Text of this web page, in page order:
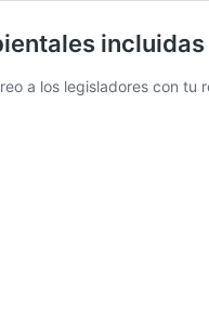
a los legisladores con tu